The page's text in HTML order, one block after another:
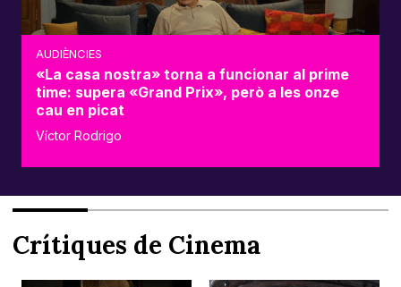
AUDIÈNCIES
«La casa nostra» torna a funcionar al prime
time: supera «Grand Prix», però a les onze
cau en picat
Víctor Rodrigo
Crítiques de Cinema